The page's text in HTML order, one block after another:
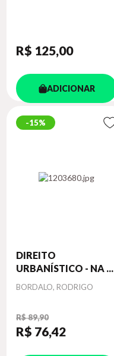
R$ 125,00
ADICIONAR
15%
DIREITO
URBANÍSTICO - NA ...
Autor
BORDALO, RODRIGO
R$ 89,90
R$ 76,42